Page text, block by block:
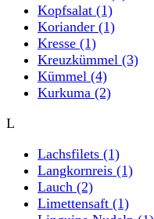
Kopfsalat (1)
Koriander (1)
Kresse (1)
Kreuzkümmel (3)
Kümmel (4)
Kurkuma (2)
L
Lachsfilets (1)
Langkornreis (1)
Lauch (2)
Limettensaft (1)